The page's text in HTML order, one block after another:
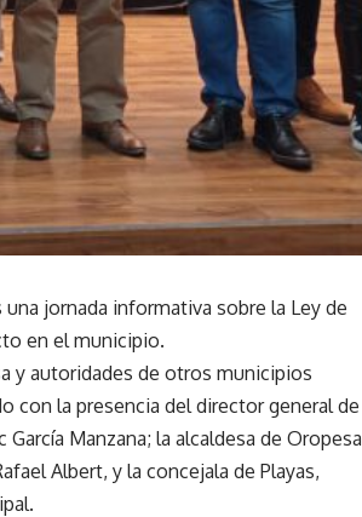
jornada informativa sobre la Ley de
en el municipio.
y autoridades de otros municipios
con la presencia del director general de
Manzana; la alcaldesa de Oropesa
Albert, y la concejala de Playas,